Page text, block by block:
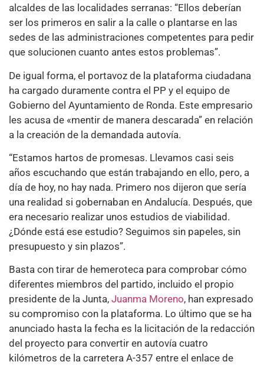
alcaldes de las localidades serranas: “Ellos deberían
ser los primeros en salir a la calle o plantarse en las
sedes de las administraciones competentes para pedir
que solucionen cuanto antes estos problemas”.
De igual forma, el portavoz de la plataforma ciudadana
ha cargado duramente contra el PP y el equipo de
Gobierno del Ayuntamiento de Ronda. Este empresario
les acusa de «mentir de manera descarada” en relación
a la creación de la demandada autovía.
“Estamos hartos de promesas. Llevamos casi seis
años escuchando que están trabajando en ello, pero, a
día de hoy, no hay nada. Primero nos dijeron que sería
una realidad si gobernaban en Andalucía. Después, que
era necesario realizar unos estudios de viabilidad.
¿Dónde está ese estudio? Seguimos sin papeles, sin
presupuesto y sin plazos”.
Basta con tirar de hemeroteca para comprobar cómo
diferentes miembros del partido, incluido el propio
presidente de la Junta, Juanma Moreno, han expresado
su compromiso con la plataforma. Lo último que se ha
anunciado hasta la fecha es la licitación de la redacción
del proyecto para convertir en autovía cuatro
kilómetros de la carretera A-357 entre el enlace de